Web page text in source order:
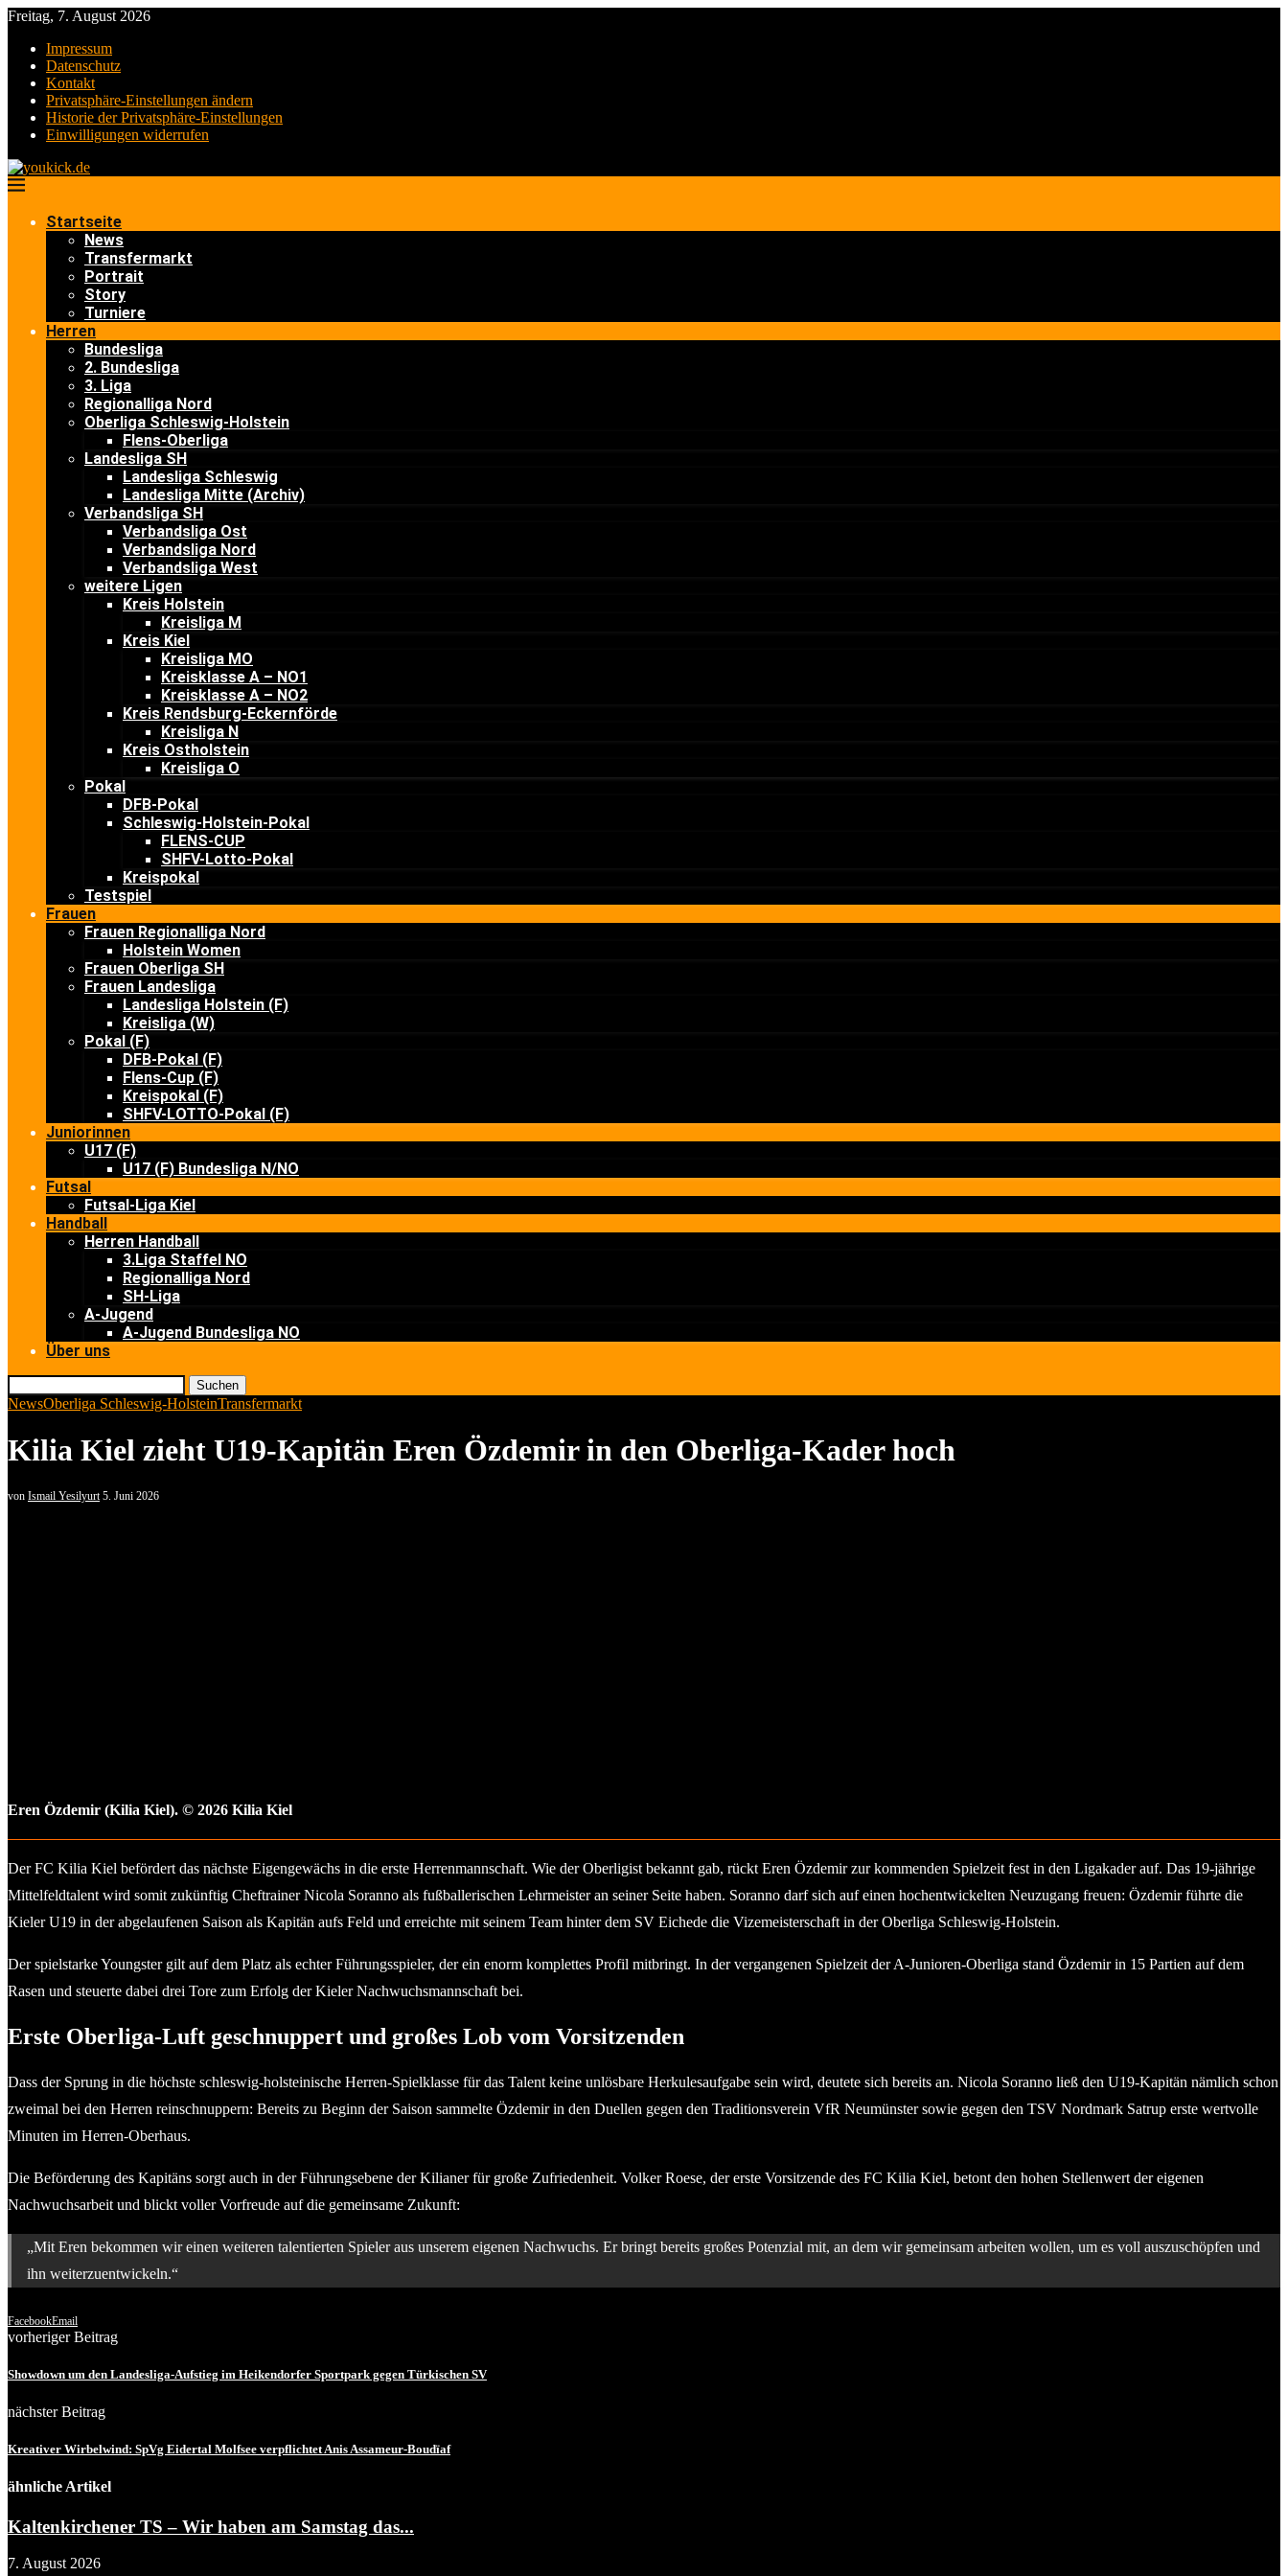
Freitag, 7. August 2026
Impressum
Datenschutz
Kontakt
Privatsphäre-Einstellungen ändern
Historie der Privatsphäre-Einstellungen
Einwilligungen widerrufen
Startseite
News
Transfermarkt
Portrait
Story
Turniere
Herren
Bundesliga
2. Bundesliga
3. Liga
Regionalliga Nord
Oberliga Schleswig-Holstein
Flens-Oberliga
Landesliga SH
Landesliga Schleswig
Landesliga Mitte (Archiv)
Verbandsliga SH
Verbandsliga Ost
Verbandsliga Nord
Verbandsliga West
weitere Ligen
Kreis Holstein
Kreisliga M
Kreis Kiel
Kreisliga MO
Kreisklasse A – NO1
Kreisklasse A – NO2
Kreis Rendsburg-Eckernförde
Kreisliga N
Kreis Ostholstein
Kreisliga O
Pokal
DFB-Pokal
Schleswig-Holstein-Pokal
FLENS-CUP
SHFV-Lotto-Pokal
Kreispokal
Testspiel
Frauen
Frauen Regionalliga Nord
Holstein Women
Frauen Oberliga SH
Frauen Landesliga
Landesliga Holstein (F)
Kreisliga (W)
Pokal (F)
DFB-Pokal (F)
Flens-Cup (F)
Kreispokal (F)
SHFV-LOTTO-Pokal (F)
Juniorinnen
U17 (F)
U17 (F) Bundesliga N/NO
Futsal
Futsal-Liga Kiel
Handball
Herren Handball
3.Liga Staffel NO
Regionalliga Nord
SH-Liga
A-Jugend
A-Jugend Bundesliga NO
Über uns
Suchen
NewsOberliga Schleswig-HolsteinTransfermarkt
Kilia Kiel zieht U19-Kapitän Eren Özdemir in den Oberliga-Kader hoch
von Ismail Yesilyurt 5. Juni 2026
Eren Özdemir (Kilia Kiel). © 2026 Kilia Kiel
Der FC Kilia Kiel befördert das nächste Eigengewächs in die erste Herrenmannschaft. Wie der Oberligist bekannt gab, rückt Eren Özdemir zur kommenden Spielzeit fest in den Ligakader auf. Das 19-jährige
Mittelfeldtalent wird somit zukünftig Cheftrainer Nicola Soranno als fußballerischen Lehrmeister an seiner Seite haben. Soranno darf sich auf einen hochentwickelten Neuzugang freuen: Özdemir führte die
Kieler U19 in der abgelaufenen Saison als Kapitän aufs Feld und erreichte mit seinem Team hinter dem SV Eichede die Vizemeisterschaft in der Oberliga Schleswig-Holstein.
Der spielstarke Youngster gilt auf dem Platz als echter Führungsspieler, der ein enorm komplettes Profil mitbringt. In der vergangenen Spielzeit der A-Junioren-Oberliga stand Özdemir in 15 Partien auf dem
Rasen und steuerte dabei drei Tore zum Erfolg der Kieler Nachwuchsmannschaft bei.
Erste Oberliga-Luft geschnuppert und großes Lob vom Vorsitzenden
Dass der Sprung in die höchste schleswig-holsteinische Herren-Spielklasse für das Talent keine unlösbare Herkulesaufgabe sein wird, deutete sich bereits an. Nicola Soranno ließ den U19-Kapitän nämlich schon
zweimal bei den Herren reinschnuppern: Bereits zu Beginn der Saison sammelte Özdemir in den Duellen gegen den Traditionsverein VfR Neumünster sowie gegen den TSV Nordmark Satrup erste wertvolle
Minuten im Herren-Oberhaus.
Die Beförderung des Kapitäns sorgt auch in der Führungsebene der Kilianer für große Zufriedenheit. Volker Roese, der erste Vorsitzende des FC Kilia Kiel, betont den hohen Stellenwert der eigenen
Nachwuchsarbeit und blickt voller Vorfreude auf die gemeinsame Zukunft:
„Mit Eren bekommen wir einen weiteren talentierten Spieler aus unserem eigenen Nachwuchs. Er bringt bereits großes Potenzial mit, an dem wir gemeinsam arbeiten wollen, um es voll auszuschöpfen und
ihn weiterzuentwickeln.“
FacebookEmail
vorheriger Beitrag
Showdown um den Landesliga-Aufstieg im Heikendorfer Sportpark gegen Türkischen SV
nächster Beitrag
Kreativer Wirbelwind: SpVg Eidertal Molfsee verpflichtet Anis Assameur-Boudïaf
ähnliche Artikel
Kaltenkirchener TS – Wir haben am Samstag das...
7. August 2026